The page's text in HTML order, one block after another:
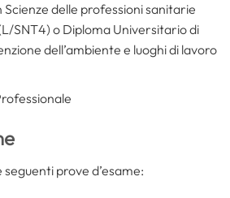
delle professioni sanitarie
SNT4) o Diploma Universitario di
dell’ambiente e luoghi di lavoro
prove d’esame: